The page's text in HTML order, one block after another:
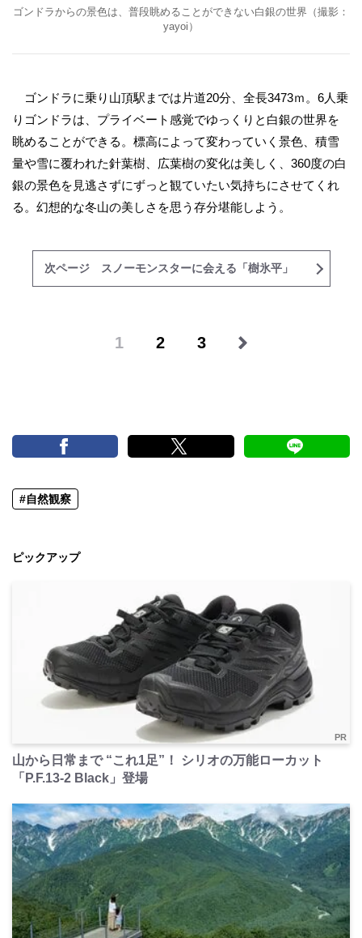
ゴンドラからの景色は、普段眺めることができない白銀の世界（撮影：
yayoi）
ゴンドラに乗り山頂駅までは片道20分、全長3473ｍ。6人乗
りゴンドラは、プライベート感覚でゆっくりと白銀の世界を
眺めることができる。標高によって変わっていく景色、積雪
量や雪に覆われた針葉樹、広葉樹の変化は美しく、360度の白
銀の景色を見逃さずにずっと観ていたい気持ちにさせてくれ
る。幻想的な冬山の美しさを思う存分堪能しよう。
次ページ スノーモンスターに会える「樹氷平」
1 2 3
#自然観察
ピックアップ
PR
山から日常まで “これ1足”！ シリオの万能ローカット
「P.F.13-2 Black」登場